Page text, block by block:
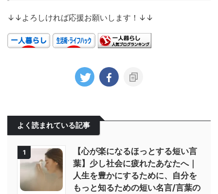
↓↓よろしければ応援お願いします！↓↓
よく読まれている記事
1
【心が楽になるほっとする短い言
葉】少し社会に疲れたあなたへ｜
人生を豊かにするために、自分を
もっと知るための短い名言/言葉の